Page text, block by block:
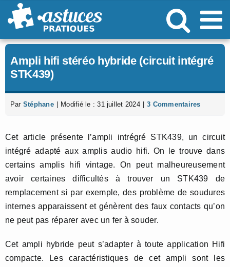
Passer
au
Ampli hifi stéréo hybride (circuit intégré
STK439)
Par Stéphane Modifié le : 31 juillet 2024 3 Commentaires
Cet article présente l’ampli intrégré STK439, un circuit
intégré adapté aux amplis audio hifi. On le trouve dans
certains amplis hifi vintage. On peut malheureusement
avoir certaines difficultés à trouver un STK439 de
remplacement si par exemple, des problème de soudures
internes apparaissent et génèrent des faux contacts qu’on
ne peut pas réparer avec un fer à souder.
Cet ampli hybride peut s’adapter à toute application Hifi
compacte. Les caractéristiques de cet ampli sont les